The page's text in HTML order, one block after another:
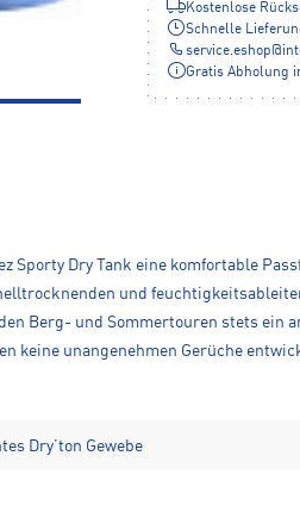
Kostenlose
Schnelle
service.eshop@
Gratis Abholung
Dry Tank eine komfortable
und
Berg- und Sommertouren stets ein
keine unangenehmen Gerüche
Dry’ton Gewebe